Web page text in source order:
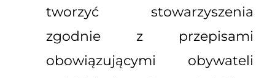
tworzyć stowarzyszenia
zgodnie z przepisami
obowiązującymi obywateli